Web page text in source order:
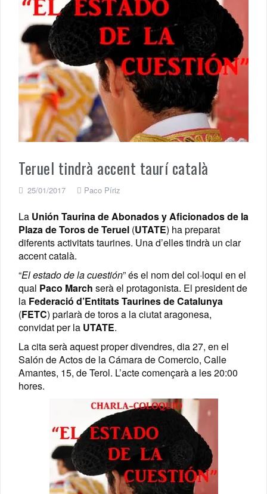
Teruel tindrà accent taurí català
25/01/2017 Paco Píriz
La Unión Taurina de Abonados y Aficionados de la
Plaza de Toros de Teruel (UTATE) ha preparat
diferents activitats taurines. Una d’elles tindrà un clar
accent català.
“El estado de la cuestión” és el nom del col·loqui en el
qual Paco March serà el protagonista. El president de
la Federació d’Entitats Taurines de Catalunya
(FETC) parlarà de toros a la ciutat aragonesa,
convidat per la UTATE.
La cita serà aquest proper divendres, dia 27, en el
Salón de Actos de la Cámara de Comercio, Calle
Amantes, 15, de Terol. L’acte començarà a les 20:00
hores.